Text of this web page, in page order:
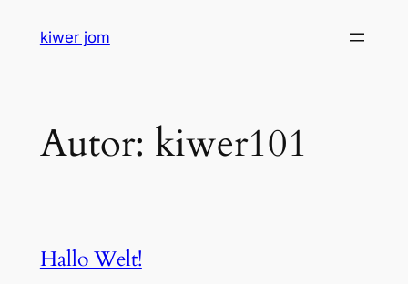
Inhaltkiwer jom
Autor: kiwer101
Hallo Welt!